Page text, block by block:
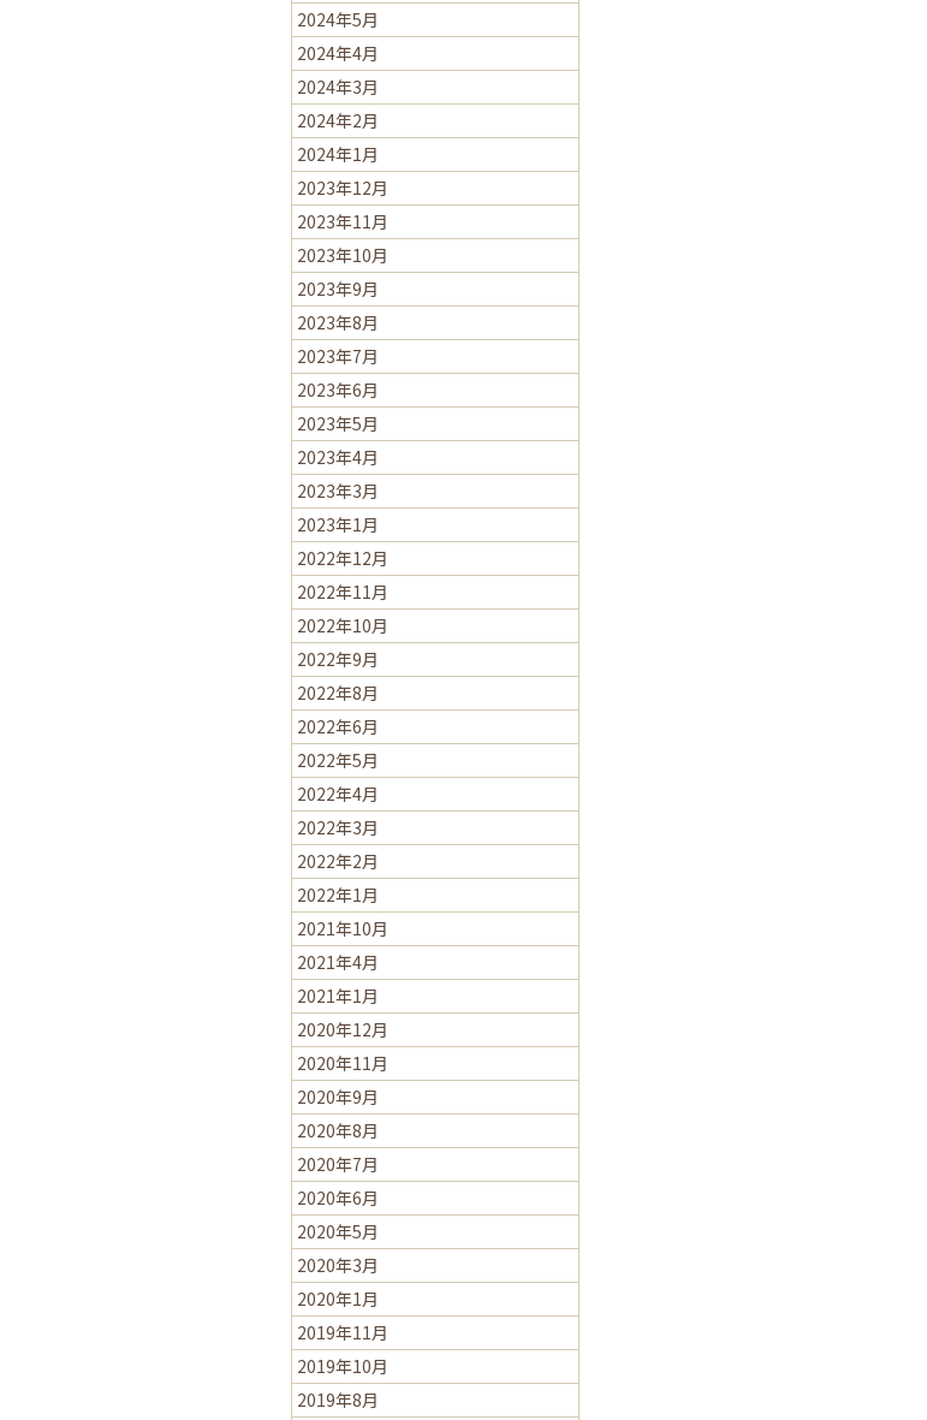
2024年5月
2024年4月
2024年3月
2024年2月
2024年1月
2023年12月
2023年11月
2023年10月
2023年9月
2023年8月
2023年7月
2023年6月
2023年5月
2023年4月
2023年3月
2023年1月
2022年12月
2022年11月
2022年10月
2022年9月
2022年8月
2022年6月
2022年5月
2022年4月
2022年3月
2022年2月
2022年1月
2021年10月
2021年4月
2021年1月
2020年12月
2020年11月
2020年9月
2020年8月
2020年7月
2020年6月
2020年5月
2020年3月
2020年1月
2019年11月
2019年10月
2019年8月